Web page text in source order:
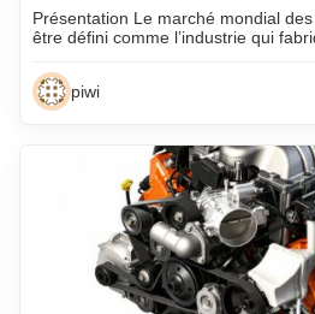
Présentation Le marché mondial
être défini comme l’industrie qui
piwi